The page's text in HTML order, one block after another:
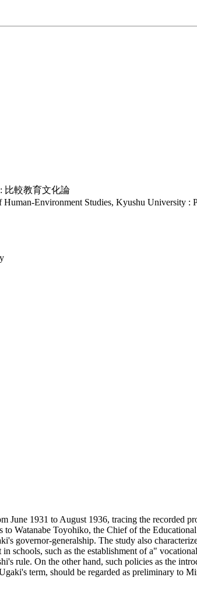
比較教育文化論
Environment Studies, Kyushu University :
June 1931 to August 1936, tracing the recorded
to Watanabe Toyohiko, the Chief of the
governor-generalship. The study also
schools, such as the establishment of a"
rule. On the other hand, such policies as the
term, should be regarded as preliminary to